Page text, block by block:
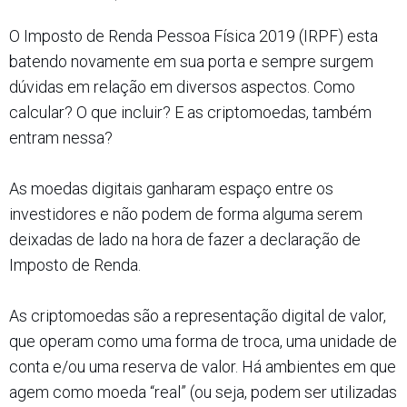
O Imposto de Renda Pessoa Física 2019 (IRPF) esta
batendo novamente em sua porta e sempre surgem
dúvidas em relação em diversos aspectos. Como
calcular? O que incluir? E as criptomoedas, também
entram nessa?
As moedas digitais ganharam espaço entre os
investidores e não podem de forma alguma serem
deixadas de lado na hora de fazer a declaração de
Imposto de Renda.
As criptomoedas são a representação digital de valor,
que operam como uma forma de troca, uma unidade de
conta e/ou uma reserva de valor. Há ambientes em que
agem como moeda “real” (ou seja, podem ser utilizadas